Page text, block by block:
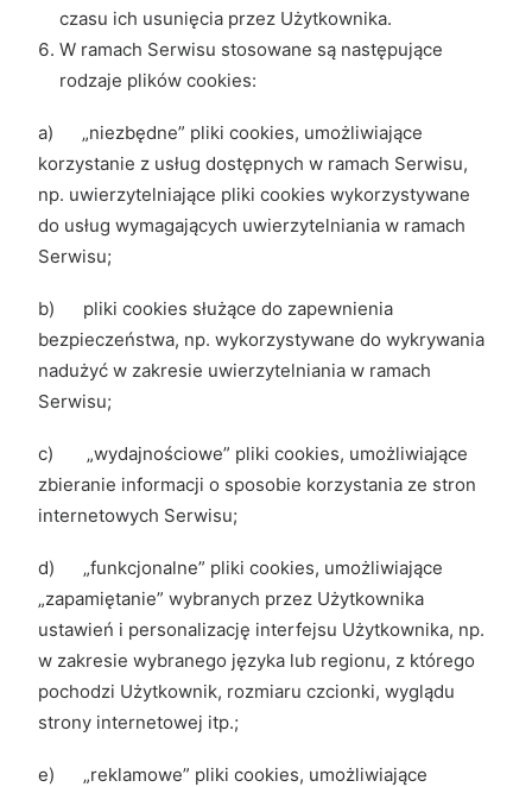
czasu ich usunięcia przez Użytkownika.
W ramach Serwisu stosowane są następujące
rodzaje plików cookies:
a) „niezbędne” pliki cookies, umożliwiające
korzystanie z usług dostępnych w ramach Serwisu,
np. uwierzytelniające pliki cookies wykorzystywane
do usług wymagających uwierzytelniania w ramach
Serwisu;
b) pliki cookies służące do zapewnienia
bezpieczeństwa, np. wykorzystywane do wykrywania
nadużyć w zakresie uwierzytelniania w ramach
Serwisu;
c) „wydajnościowe” pliki cookies, umożliwiające
zbieranie informacji o sposobie korzystania ze stron
internetowych Serwisu;
d) „funkcjonalne” pliki cookies, umożliwiające
„zapamiętanie” wybranych przez Użytkownika
ustawień i personalizację interfejsu Użytkownika, np.
w zakresie wybranego języka lub regionu, z którego
pochodzi Użytkownik, rozmiaru czcionki, wyglądu
strony internetowej itp.;
e) „reklamowe” pliki cookies, umożliwiające